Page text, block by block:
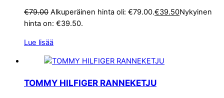
€79.00 Alkuperäinen hinta oli: €79.00.€39.50Nykyinen
hinta on: €39.50.
Lue lisää
TOMMY HILFIGER RANNEKETJU